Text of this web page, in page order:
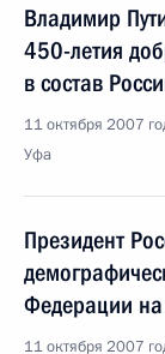
Владимир
450-летия
в состав
11 октября 2007
Уфа
Президент
Федерации
11 октября 2007